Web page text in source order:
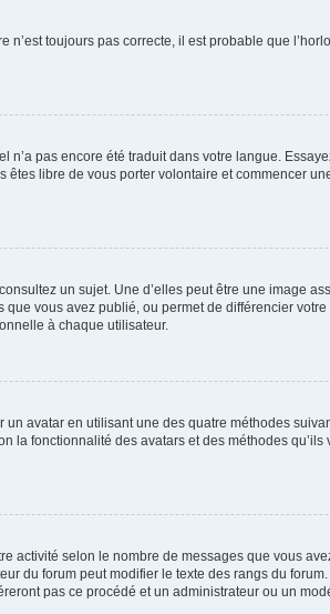
n’est toujours pas correcte, il est probable que
pas encore été traduit dans votre langue.
libre de vous porter volontaire et commencer
un sujet. Une d’elles peut être une image
vous avez publié, ou permet de différencier
à chaque utilisateur.
avatar en utilisant une des quatre méthodes
la fonctionnalité des avatars et des méthodes
activité selon le nombre de messages que vous
du forum peut modifier le texte des rangs du
pas ce procédé et un administrateur ou un